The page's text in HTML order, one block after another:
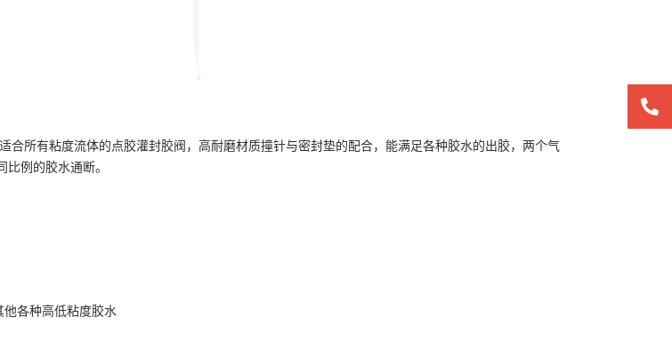
合所有粘度流体的点胶灌封胶阀，高耐磨材质撞针与密封垫的配合，能满足各种胶水的出胶，两个气
例的胶水通断。
各种高低粘度胶水